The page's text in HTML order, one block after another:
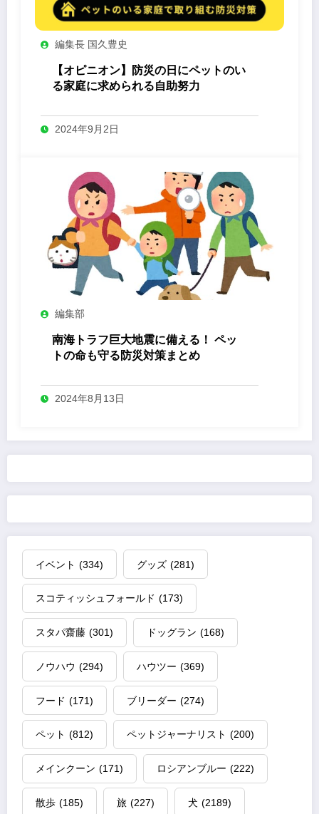
編集長 国久豊史
【オピニオン】防災の日にペットのい
る家庭に求められる自助努力
2024年9月2日
編集部
南海トラフ巨大地震に備える！ ペッ
トの命も守る防災対策まとめ
2024年8月13日
イベント (334) グッズ (281)
スコティッシュフォールド (173)
スタパ齋藤 (301) ドッグラン (168)
ノウハウ (294) ハウツー (369)
フード (171) ブリーダー (274)
ペット (812) ペットジャーナリスト (200)
メインクーン (171) ロシアンブルー (222)
散歩 (185) 旅 (227) 犬 (2189)